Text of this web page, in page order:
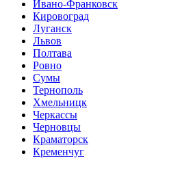
Ивано-Франковск
Кировоград
Луганск
Львов
Полтава
Ровно
Сумы
Тернополь
Хмельницк
Черкассы
Черновцы
Краматорск
Кременчуг